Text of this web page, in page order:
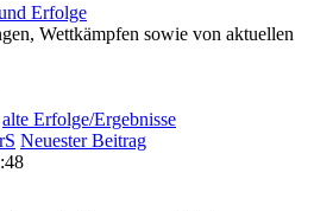
Erfolge
Wettkämpfen sowie von aktuellen
alte Erfolge/Ergebnisse
Neuester Beitrag